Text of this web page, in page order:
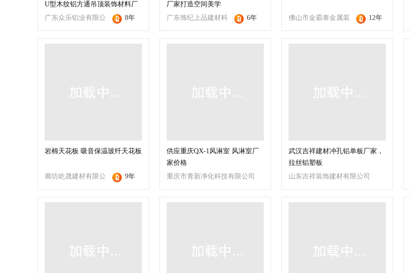
U型木纹铝方通吊顶装饰材料厂
家直销
广东众乐铝业有限公
司
8年
厂家打造空间美学
广东饰纪上品建材科
技有限公司
6年 佛山市金霸泰金属装
饰材料有限公司
12年
岩棉天花板 吸音保温玻纤天花板
廊坊屹晟建材有限公
司
9年
供应重庆QX-1风淋室 风淋室厂
家价格
重庆市青新净化科技有限公司
武汉吉祥建材冲孔铝单板厂家，
拉丝铝塑板
山东吉祥装饰建材有限公司